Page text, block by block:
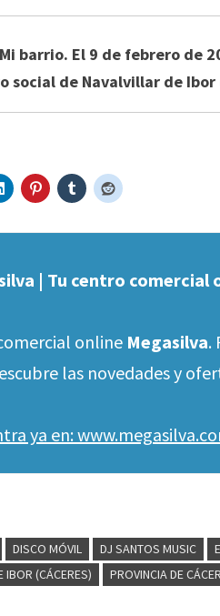
barrio. El 9 de febrero de
social de Navalvillar de Ibor
| Tu centro comercial
online Megasilva.
las novedades y
ya en:
DISCO MÓVIL DJ SANTOS MUSIC
IBOR (CÁCERES) PROVINCIA DE